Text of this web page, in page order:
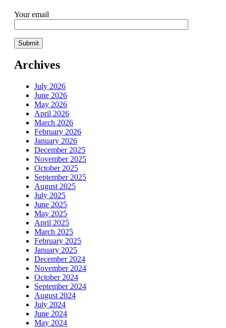
Your email
Archives
July 2026
June 2026
May 2026
April 2026
March 2026
February 2026
January 2026
December 2025
November 2025
October 2025
September 2025
August 2025
July 2025
June 2025
May 2025
April 2025
March 2025
February 2025
January 2025
December 2024
November 2024
October 2024
September 2024
August 2024
July 2024
June 2024
May 2024